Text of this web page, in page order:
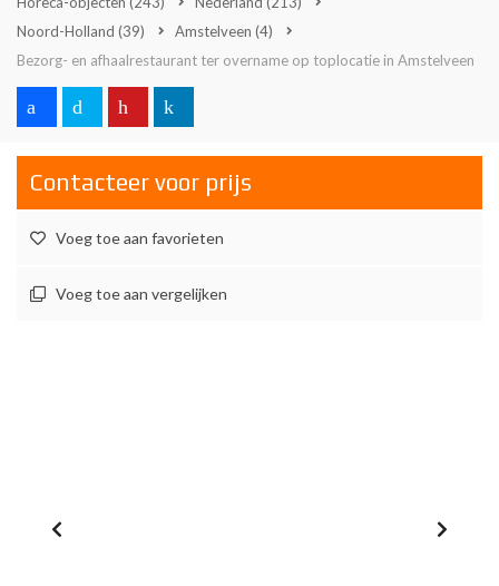
Noord-Holland (39) Amstelveen (4)
Bezorg- en afhaalrestaurant ter overname op toplocatie in Amstelveen
Contacteer voor prijs
Voeg toe aan favorieten
Voeg toe aan vergelijken